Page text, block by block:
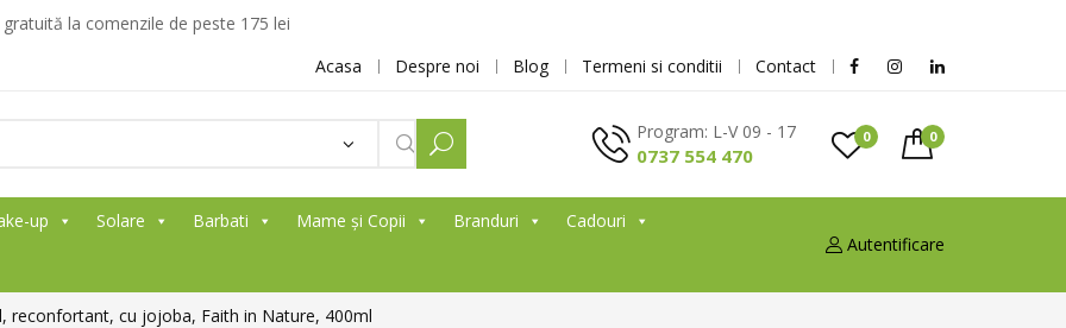
la comenzile de peste 175 lei
Acasa
Despre noi Blog Termeni si conditii Contact
Program: L-V 09 - 17
0737 554 470
0 0
up Solare Barbati Mame și Copii Branduri
Cadouri
Autentificare
reconfortant, cu jojoba, Faith in Nature, 400ml